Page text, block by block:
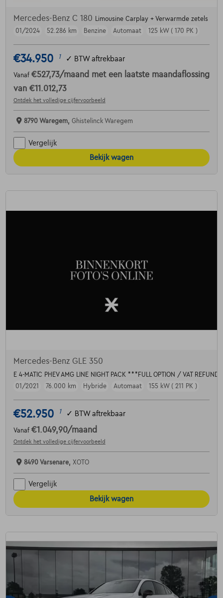
Mercedes-Benz C 180 Limousine Carplay + Verwarmde zetels
01/2024
52.286 km Benzine Automaat 125 kW ( 170 PK )
€34.950 1 ✓ BTW aftrekbaar
Vanaf €527,73/maand met een laatste maandaflossing
van €11.012,73
Ontdek het volledige cijfervoorbeeld
8790 Waregem, Ghistelinck Waregem
Vergelijk
Bekijk wagen
Mercedes-Benz GLE 350
E 4-MATIC PHEV AMG LINE NIGHT PACK ***FULL OPTION / VAT
01/2021
76.000 km Hybride Automaat 155 kW ( 211 PK )
€52.950 1 ✓ BTW aftrekbaar
Vanaf €1.049,90/maand
Ontdek het volledige cijfervoorbeeld
8490 Varsenare, XOTO
Vergelijk
Bekijk wagen